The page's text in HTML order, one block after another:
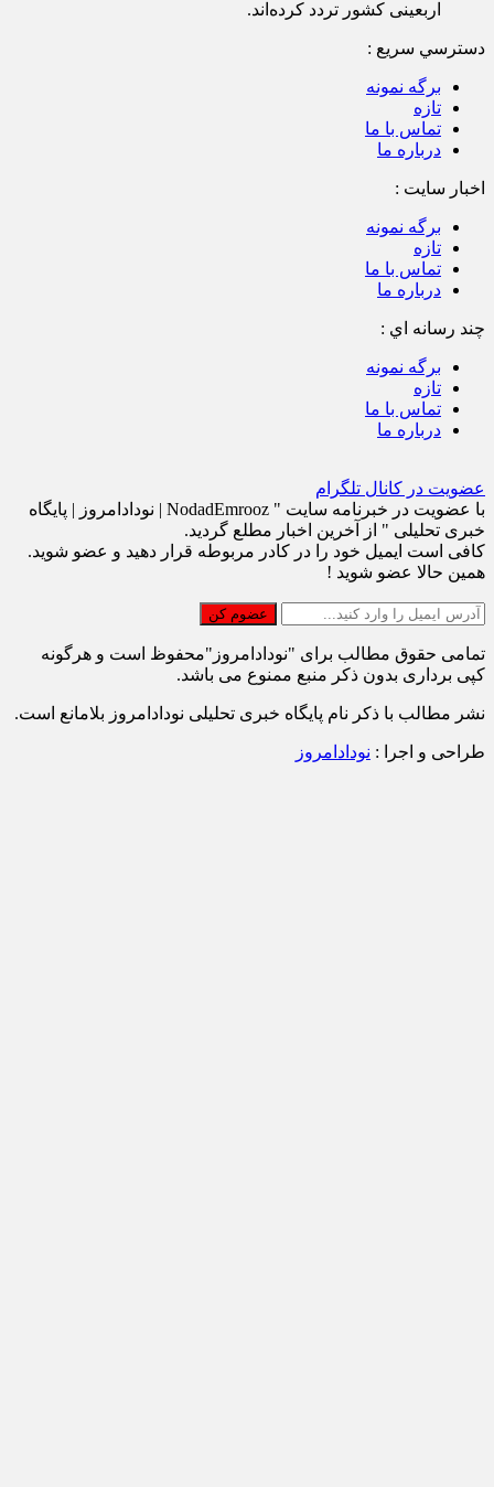
تازه
تماس با ما
درباره ما
تازه
تماس با ما
درباره ما
تازه
تماس با ما
درباره ما
خبری تحلیلی " از آخرین اخبار مطلع گردید.
کافی است ایمیل خود را در کادر مربوطه قرار دهید و عضو شوید.
همین حالا عضو شوید !
کپی برداری بدون ذکر منبع ممنوع می باشد.